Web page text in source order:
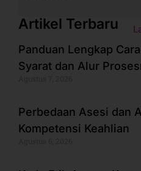
Artikel Terbaru
Panduan Lengkap
Syarat dan Alur
Perbedaan Asesi dan
Kompetensi Keahlian